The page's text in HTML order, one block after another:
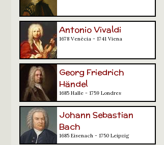
Antonio Vivaldi
1678 Venècia - 1741 Viena
Georg Friedrich
Händel
1685 Halle - 1759 Londres
Johann Sebastian
Bach
1685 Eisenach - 1750 Leipzig